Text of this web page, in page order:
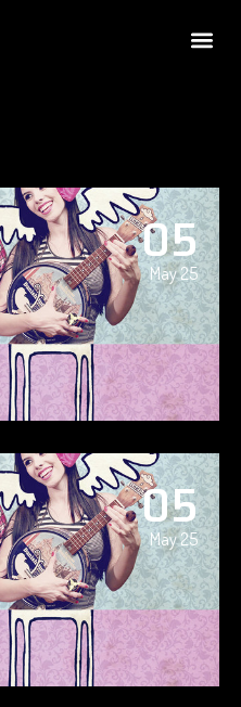
05
May 25
05
May 25